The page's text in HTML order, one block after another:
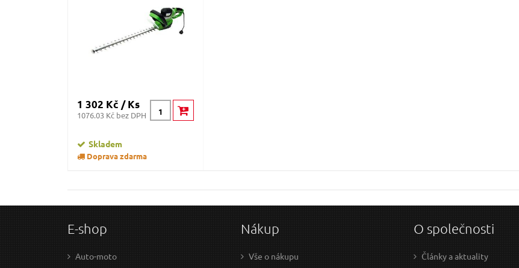
1 302 Kč / Ks
1076.03 Kč bez DPH
Skladem
Doprava zdarma
E-shop
Auto-moto
Nákup
Vše o nákupu
O společnosti
Články a aktuality